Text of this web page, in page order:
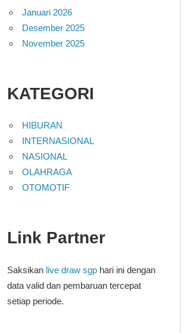
Januari 2026
Desember 2025
November 2025
KATEGORI
HIBURAN
INTERNASIONAL
NASIONAL
OLAHRAGA
OTOMOTIF
Link Partner
Saksikan live draw sgphari ini dengan
data valid dan pembaruan tercepat
setiap periode.